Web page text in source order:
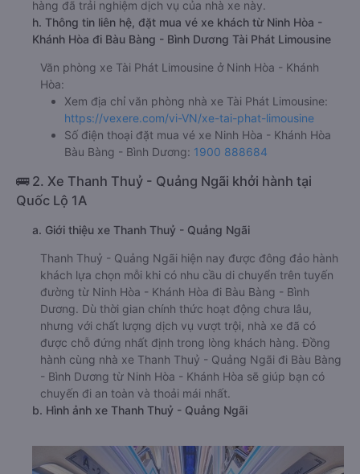
hàng đã trải nghiệm dịch vụ của nhà xe này.
h. Thông tin liên hệ, đặt mua vé xe khách từ Ninh Hòa -
Khánh Hòa đi Bàu Bàng - Bình Dương Tài Phát Limousine
Văn phòng xe Tài Phát Limousine ở Ninh Hòa - Khánh
Hòa:
Xem địa chỉ văn phòng nhà xe Tài Phát Limousine:
https://vexere.com/vi-VN/xe-tai-phat-limousine
Số điện thoại đặt mua vé xe Ninh Hòa - Khánh Hòa
Bàu Bàng - Bình Dương: 1900 888684
🚌 2. Xe Thanh Thuỷ - Quảng Ngãi khởi hành tại
Quốc Lộ 1A
a. Giới thiệu xe Thanh Thuỷ - Quảng Ngãi
Thanh Thuỷ - Quảng Ngãi hiện nay được đông đảo hành
khách lựa chọn mỗi khi có nhu cầu di chuyển trên tuyến
đường từ Ninh Hòa - Khánh Hòa đi Bàu Bàng - Bình
Dương. Dù thời gian chính thức hoạt động chưa lâu,
nhưng với chất lượng dịch vụ vượt trội, nhà xe đã có
được chỗ đứng nhất định trong lòng khách hàng. Đồng
hành cùng nhà xe Thanh Thuỷ - Quảng Ngãi đi Bàu Bàng
- Bình Dương từ Ninh Hòa - Khánh Hòa sẽ giúp bạn có
chuyến đi an toàn và thoải mái nhất.
b. Hình ảnh xe Thanh Thuỷ - Quảng Ngãi